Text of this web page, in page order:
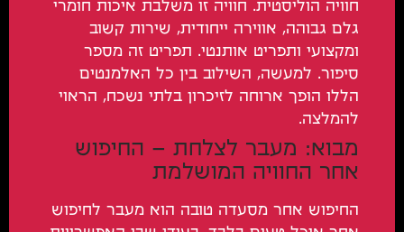
חוויה הוליסטית. חוויה זו משלבת איכות חומרי
גלם גבוהה, אווירה ייחודית, שירות קשוב
ומקצועי ותפריט אותנטי. תפריט זה מספר
סיפור. למעשה, השילוב בין כל האלמנטים
הללו הופך ארוחה לזיכרון בלתי נשכח, הראוי
להמלצה.
מבוא: מעבר לצלחת – החיפוש
אחר החוויה המושלמת
החיפוש אחר מסעדה טובה הוא מעבר לחיפוש